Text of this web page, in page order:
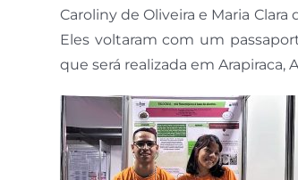
Caroliny de Oliveira e Maria
Eles voltaram com um
que será realizada em Arapiraca,